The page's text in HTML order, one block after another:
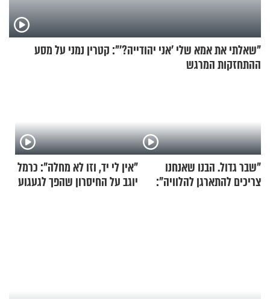
"שאלתי את אמא שלי 'אני יהודייה?'": קטרין נמני על מסע
ההתחזקות המרגש
"שבר גדול. הבנו שאנחנו
צריכים להתארגן להלוויה":
"אין לי יד, וזו לא מחלה": כרמל
יוגב על החיסרון שהפך לגעגוע